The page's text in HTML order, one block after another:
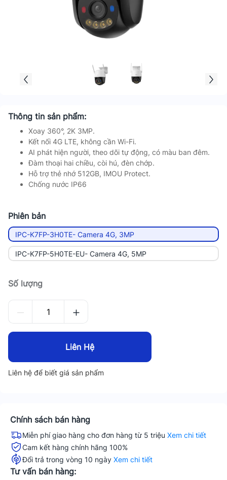
Thông tin sản phẩm:
Xoay 360°, 2K 3MP.
Kết nối 4G LTE, không cần Wi-Fi.
AI phát hiện người, theo dõi tự động, có màu ban đêm.
Đàm thoại hai chiều, còi hú, đèn chớp.
Hỗ trợ thẻ nhớ 512GB, IMOU Protect.
Chống nước IP66
Phiên bản
IPC-K7FP-3H0TE- Camera 4G, 3MP
IPC-K7FP-5H0TE-EU- Camera 4G, 5MP
Số lượng
Liên Hệ
Liên hệ để biết giá sản phẩm
Chính sách bán hàng
Miễn phí giao hàng cho đơn hàng từ 5 triệu Xem chi tiết
Cam kết hàng chính hãng 100%
Đổi trả trong vòng 10 ngày Xem chi tiết
Tư vấn bán hàng: